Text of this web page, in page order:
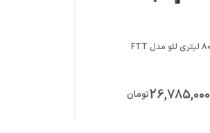
26,785,000تومان